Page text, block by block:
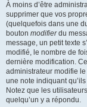
À moins d’être
supprimer que vos
(quelquefois dans une
bouton modifierdu
message, un petit texte
modifié, le nombre de
dernière modification.
administrateur modifie
une note indiquant
Notez que les
quelqu’un y a répondu.